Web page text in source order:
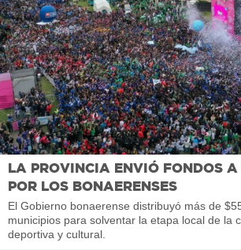
LA PROVINCIA ENVIÓ FONDOS
POR LOS BONAERENSES
El Gobierno bonaerense distribuyó más de
municipios para solventar la etapa local de la
deportiva y cultural.